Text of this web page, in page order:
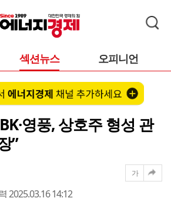
섹션뉴스 오피니언
영풍, 상호주 형성 관
”
2025.03.16 14:12
가